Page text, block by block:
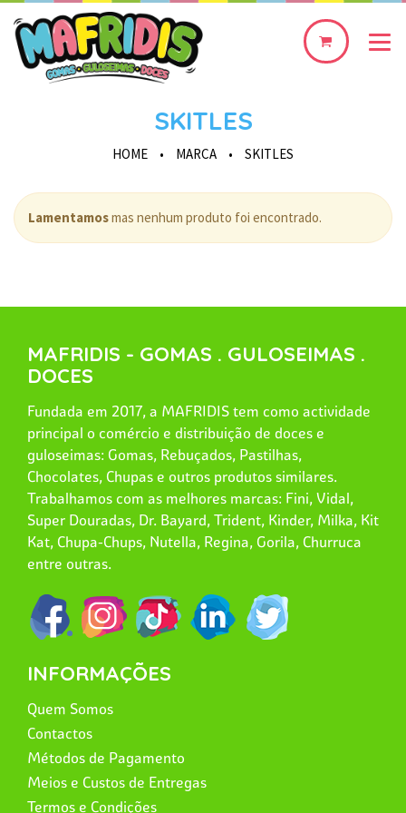
0
SKITLES
HOME • MARCA • SKITLES
Lamentamosmas nenhum produto foi encontrado.
MAFRIDIS - GOMAS . GULOSEIMAS .
DOCES
Fundada em 2017, a MAFRIDIS tem como actividade
principal o comércio e distribuição de doces e
guloseimas: Gomas, Rebuçados, Pastilhas,
Chocolates, Chupas e outros produtos similares.
Trabalhamos com as melhores marcas: Fini, Vidal,
Super Douradas, Dr. Bayard, Trident, Kinder, Milka, Kit
Kat, Chupa-Chups, Nutella, Regina, Gorila, Churruca
entre outras.
INFORMAÇÕES
Quem Somos
Contactos
Métodos de Pagamento
Meios e Custos de Entregas
Termos e Condições